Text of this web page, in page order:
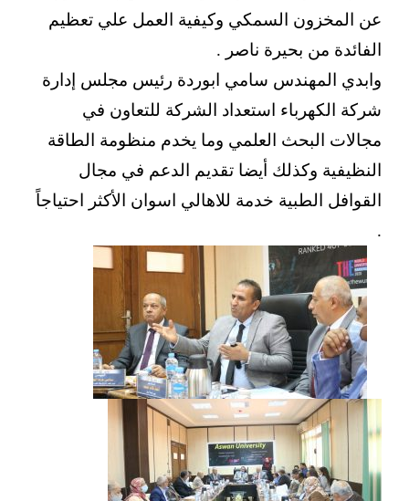
عن المخزون السمكي وكيفية العمل علي تعظيم
الفائدة من بحيرة ناصر .
وابدي المهندس سامي ابوردة رئيس مجلس إدارة
شركة الكهرباء استعداد الشركة للتعاون في
مجالات البحث العلمي وما يخدم منظومة الطاقة
النظيفية وكذلك أيضا تقديم الدعم في مجال
القوافل الطبية خدمة للاهالي اسوان الأكثر احتياجاً
.